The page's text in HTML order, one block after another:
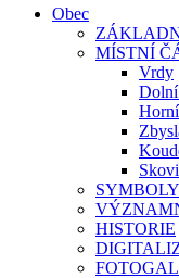
Obec
MÍSTNÍ
Vrdy
HISTORIE